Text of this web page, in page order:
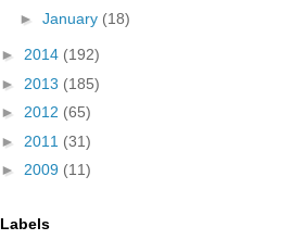
► January (18)
► 2014 (192)
► 2013 (185)
► 2012 (65)
► 2011 (31)
► 2009 (11)
Labels